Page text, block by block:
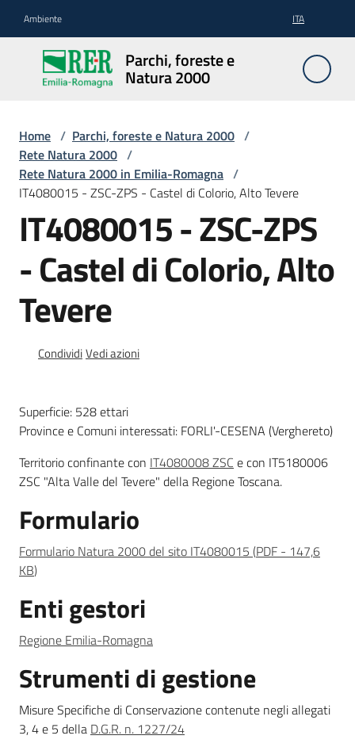
Ambiente ITA
Parchi, foreste e
Natura 2000
Parchi,
foreste
e
2000
Aree
Protette
Rete
Natura
2000
Consultazione
Seguici
Home / Parchi, foreste e Natura 2000 /
Rete Natura 2000 /
Rete Natura 2000 in Emilia-Romagna /
IT4080015 - ZSC-ZPS - Castel di Colorio, Alto Tevere
IT4080015 - ZSC-ZPS
- Castel di Colorio, Alto
Tevere
CondividiVedi azioni
Superficie: 528 ettari
Province e Comuni interessati: FORLI'-CESENA (Verghereto)
Territorio confinante con IT4080008 ZSC e con IT5180006
ZSC "Alta Valle del Tevere" della Regione Toscana.
Formulario
Formulario Natura 2000 del sito IT4080015 (PDF - 147,6
KB)
Enti gestori
Regione Emilia-Romagna
Strumenti di gestione
Misure Specifiche di Conservazione contenute negli allegati
3, 4 e 5 della D.G.R. n. 1227/24